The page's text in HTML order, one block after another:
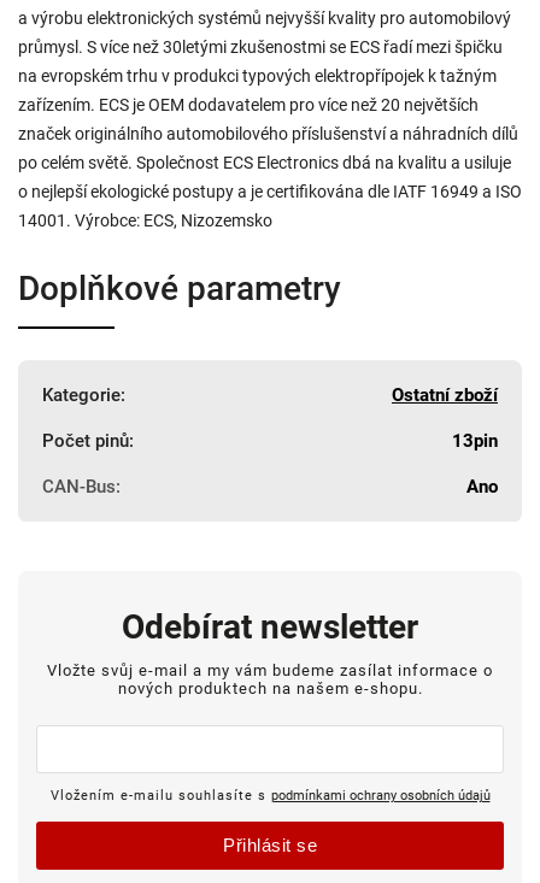
a výrobu elektronických systémů nejvyšší kvality pro automobilový
průmysl. S více než 30letými zkušenostmi se ECS řadí mezi špičku
na evropském trhu v produkci typových elektropřípojek k tažným
zařízením. ECS je OEM dodavatelem pro více než 20 největších
značek originálního automobilového příslušenství a náhradních dílů
po celém světě. Společnost ECS Electronics dbá na kvalitu a usiluje
o nejlepší ekologické postupy a je certifikována dle IATF 16949 a ISO
14001. Výrobce: ECS, Nizozemsko
Doplňkové parametry
Kategorie: Ostatní zboží
Počet pinů: 13pin
CAN-Bus: Ano
Odebírat newsletter
Vložte svůj e-mail a my vám budeme zasílat informace o
nových produktech na našem e-shopu.
Vložením e-mailu souhlasíte s podmínkami ochrany osobních údajů
Přihlásit se